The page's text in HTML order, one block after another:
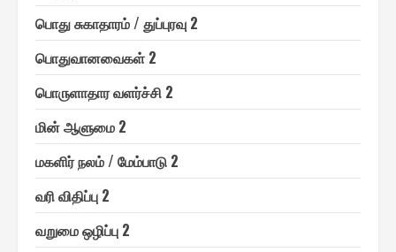
பொது சுகாதாரம் / துப்புரவு 2
பொதுவானவை௧ள் 2
பொ௫ளாதார வளர்ச்சி 2
மின் ஆளுமை 2
ம௧ளிர் நலம் / மேம்பாடு 2
வரி விதிப்பு 2
வறுமை ஒழிப்பு 2